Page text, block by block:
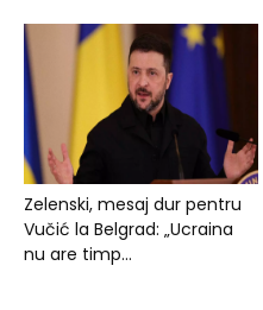
Zelenski, mesaj dur pentru
Vučić la Belgrad: „Ucraina
nu are timp...